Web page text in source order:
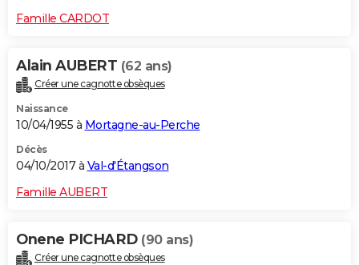
Famille CARDOT
Alain AUBERT (62 ans)
Créer une cagnotte obsèques
Naissance
10/04/1955 à Mortagne-au-Perche
Décès
04/10/2017 à Val-d'Étangson
Famille AUBERT
Onene PICHARD (90 ans)
Créer une cagnotte obsèques